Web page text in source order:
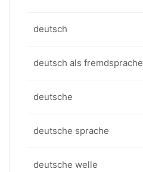
deutsch
deutsch als fremdsprache
deutsche
deutsche sprache
deutsche welle